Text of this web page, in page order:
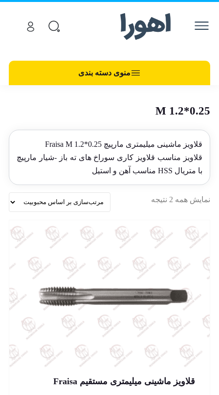
منوی دسته بندی
M 1.2*0.25
قلاویز ماشینی میلیمتری مارپیچ Fraisa M 1.2*0.25
قلاویز مناسب قلاویز کاری سوراخ های ته باز -شیار مارپیچ
با متریال HSS مناسب آهن و استیل
نمایش همه 2 نتیجه
قلاویز ماشینی میلیمتری مستقیم Fraisa